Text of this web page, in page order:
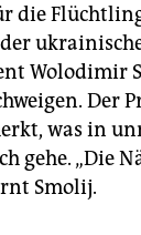
die
Wolodimir
Der
was in
gehe. „Die
Smolij.